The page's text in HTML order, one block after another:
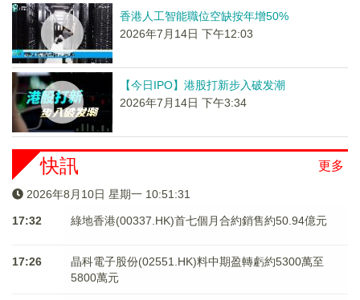
香港人工智能職位空缺按年增50%
2026年7月14日 下午12:03
【今日IPO】港股打新步入破发潮
2026年7月14日 下午3:34
更多
快訊
2026年8月10日 星期一 10:51:32
17:32 綠地香港(00337.HK)首七個月合約銷售約50.94億元
17:26
晶科電子股份(02551.HK)料中期盈轉虧約5300萬至
5800萬元